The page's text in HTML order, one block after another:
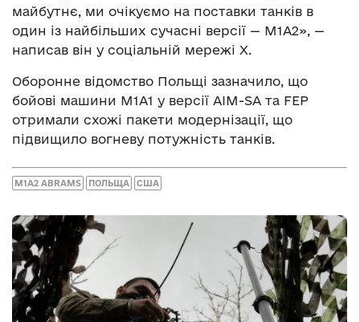
майбутнє, ми очікуємо на поставки танків в
один із найбільших сучасні версії — М1А2», —
написав він у соціальній мережі X.
Оборонне відомство Польщі зазначило, що
бойові машини M1A1 у версії AIM-SA та FEP
отримали схожі пакети модернізації, що
підвищило вогневу потужність танків.
M1А2 ABRAMS ПОЛЬЩА США